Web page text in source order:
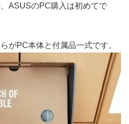
ASUSのPC購入は初めてで
がPC本体と付属品一式です。